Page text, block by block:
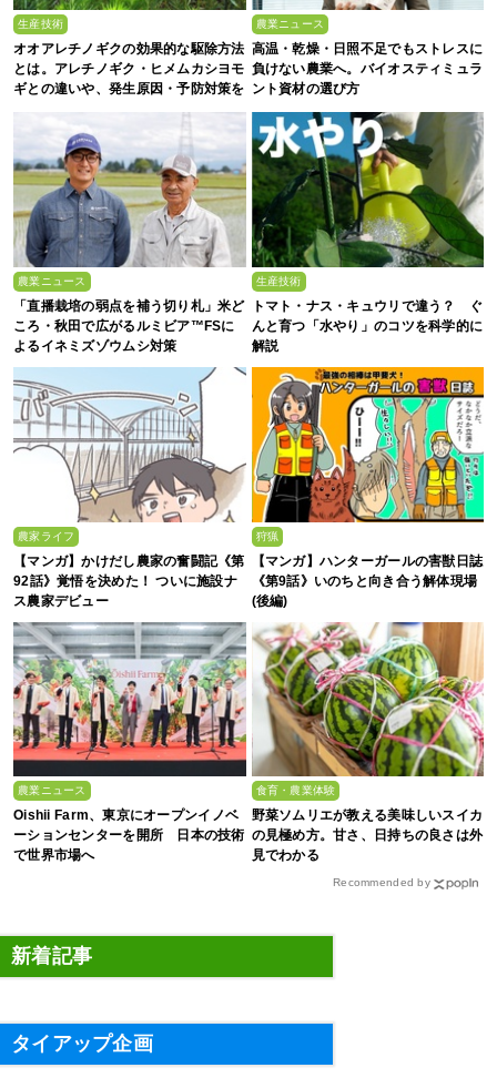
生産技術
オオアレチノギクの効果的な駆除方法
とは。アレチノギク・ヒメムカシヨモ
ギとの違いや、発生原因・予防対策を
農業ニュース
高温・乾燥・日照不足でもストレスに
負けない農業へ。バイオスティミュラ
ント資材の選び方
農業ニュース
「直播栽培の弱点を補う切り札」米ど
ころ・秋田で広がるルミビア™FSに
よるイネミズゾウムシ対策
生産技術
トマト・ナス・キュウリで違う？ ぐ
んと育つ「水やり」のコツを科学的に
解説
農家ライフ
【マンガ】かけだし農家の奮闘記《第
92話》覚悟を決めた！ ついに施設ナ
ス農家デビュー
狩猟
【マンガ】ハンターガールの害獣日誌
《第9話》いのちと向き合う解体現場
(後編)
農業ニュース
Oishii Farm、東京にオープンイノベ
ーションセンターを開所 日本の技術
で世界市場へ
食育・農業体験
野菜ソムリエが教える美味しいスイカ
の見極め方。甘さ、日持ちの良さは外
見でわかる
Recommended by
新着記事
タイアップ企画